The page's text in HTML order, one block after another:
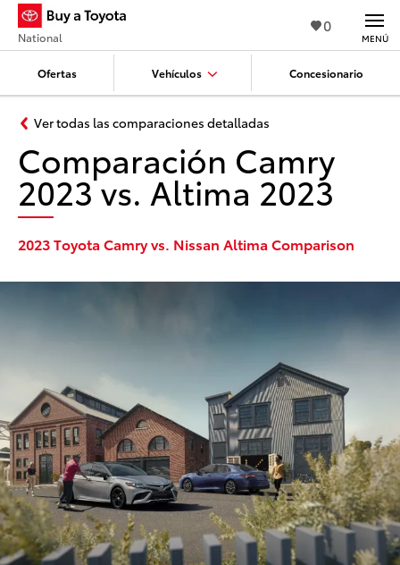
0
Ofertas Vehículos Concesionario
National MENÚ
Ver todas las comparaciones detalladas
Comparación Camry
2023 vs. Altima 2023
2023 Toyota Camry vs. Nissan Altima Comparison